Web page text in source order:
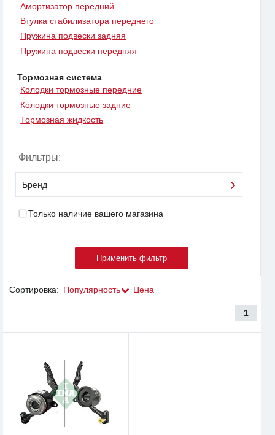
Амортизатор передний
Втулка стабилизатора переднего
Пружина подвески задняя
Пружина подвески передняя
Тормозная система
Колодки тормозные передние
Колодки тормозные задние
Тормозная жидкость
Фильтры:
Бренд
Только наличие вашего магазина
Сортировка: Популярность Цена
1